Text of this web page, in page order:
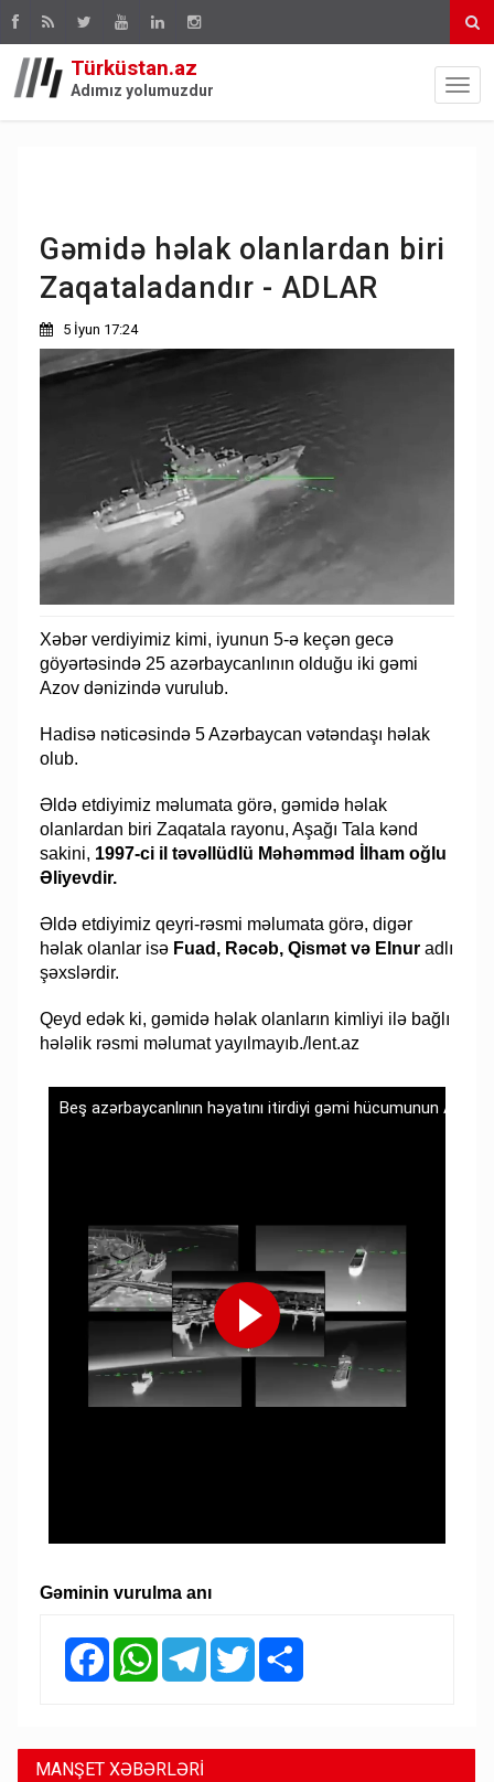
Türküstan.az
Adımız yolumuzdur
Gəmidə həlak olanlardan biri
Zaqataladandır - ADLAR
5 İyun 17:24
Xəbər verdiyimiz kimi, iyunun 5-ə keçən gecə
göyərtəsində 25 azərbaycanlının olduğu iki gəmi
Azov dənizində vurulub.
Hadisə nəticəsində 5 Azərbaycan vətəndaşı həlak
olub.
Əldə etdiyimiz məlumata görə, gəmidə həlak
olanlardan biri Zaqatala rayonu, Aşağı Tala kənd
sakini, 1997-ci il təvəllüdlü Məhəmməd İlham oğlu
Əliyevdir.
Əldə etdiyimiz qeyri-rəsmi məlumata görə, digər
həlak olanlar isə Fuad, Rəcəb, Qismət və Elnuradlı
şəxslərdir.
Qeyd edək ki, gəmidə həlak olanların kimliyi ilə bağlı
hələlik rəsmi məlumat yayılmayıb./lent.az
Gəminin vurulma anı
FacebookWhatsAppTelegramTwitter
MANŞET XƏBƏRLƏRİ